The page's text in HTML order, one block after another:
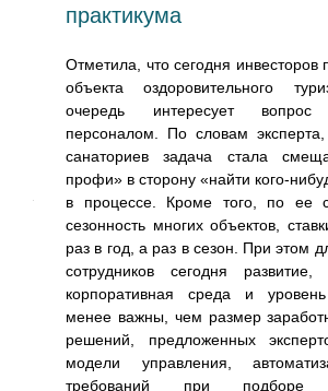
практикума
Отметила, что сегодня инвесторов
объекта оздоровительного
очередь интересует вопрос
персоналом. По словам эксперта,
санаториев задача стала
профи» в сторону «найти кого-
в процессе. Кроме того, по ее
сезонность многих объектов,
раз в год, а раз в сезон. При этом
сотрудников сегодня развитие,
корпоративная среда и
менее важны, чем размер
решений, предложенных
модели управления,
требований при подборе